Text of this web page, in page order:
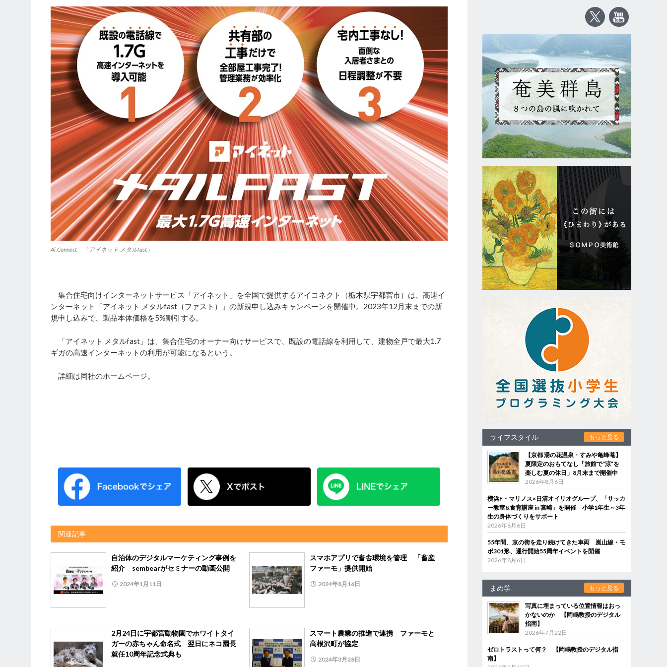
Ai.Connect 「アイネット メタルfast」
集合住宅向けインターネットサービス「アイネット」を全国で提供するアイコネクト（栃木県宇都宮市）は、高速イ
ンターネット「アイネット メタルfast（ファスト）」の新規申し込みキャンペーンを開催中。2023年12月末までの新
規申し込みで、製品本体価格を5%割引する。
「アイネット メタルfast」は、集合住宅のオーナー向けサービスで、既設の電話線を利用して、建物全戸で最大1.7
ギガの高速インターネットの利用が可能になるという。
詳細は同社のホームページ。
関連記事
⾃治体のデジタルマーケティング事例を
紹介 sembearがセミナーの動画公開
2024年1月11日
スマホアプリで畜舎環境を管理 「畜産
ファーモ」提供開始
2024年8月16日
2月24日に宇都宮動物園でホワイトタイ
ガーの赤ちゃん命名式 翌日にネコ園長
就任10周年記念式典も
スマート農業の推進で連携 ファーモと
高根沢町が協定
2024年3月28日
ライフスタイル もっと見る
【京都 湯の花温泉・すみや亀峰菴】
夏限定のおもてなし「旅館で“涼”を
楽しむ夏の休日」8月末まで開催中
2026年8月6日
横浜F・マリノス×日清オイリオグループ、「サッカ
ー教室&食育講座 in 宮崎」を開催 小学1年生～3年
生の身体づくりをサポート
2026年8月6日
55年間、京の街を走り続けてきた車両 嵐山線・モ
ボ301形、運行開始55周年イベントを開催
2026年8月6日
まめ学 もっと見る
写真に埋まっている位置情報はおっ
かないのか 【岡嶋教授のデジタル
指南】
2026年7月22日
ゼロトラストって何？ 【岡嶋教授のデジタル指
南】